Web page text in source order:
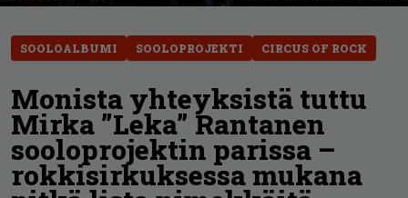
SOOLOALBUMI SOOLOPROJEKTI CIRCUS OF ROCK
Monista yhteyksistä tuttu
Mirka ”Leka” Rantanen
sooloprojektin parissa –
rokkisirkuksessa mukana